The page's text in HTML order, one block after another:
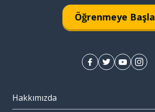
Öğrenmeye Başla
Hakkımızda